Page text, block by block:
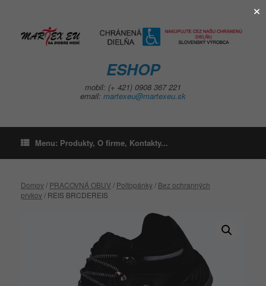
ESHOP
mobil: (+ 421) 0908 367 221
email: martexeu@martexeu.sk
Menu: Produkty, O firme, Kontakty...
Domov/ PRACOVNÁ OBUV/ Poltopánky/ Bez ochranných
prvkov/ REIS BRCDEREIS
×